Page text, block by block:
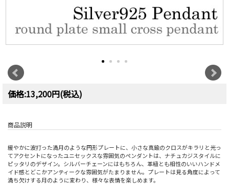
価格:13,200円(税込)
商品説明
緩やかに波打った満月のような円形プレートに、小さな真鍮のクロスがキラリと光っ
てアクセントになったユニセックスな雰囲気のペンダントは、ナチュカジスタイルに
ピッタリのデザイン。シルバーチェーンにはもちろん、革紐とも相性のいいハンドメ
イド感とどこかアンティークな雰囲気がたまりません。プレートは見る角度によって
満ち欠けする月のように変わり、様々な表情を楽しめます。